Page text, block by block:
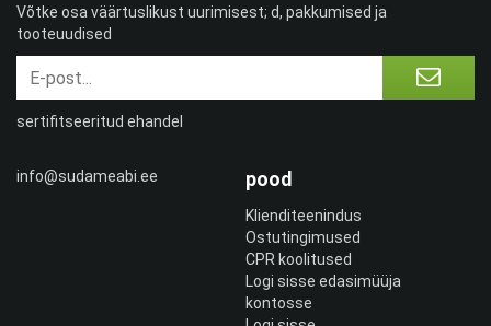
info@sudameabi.ee pood
Klienditeenindus
Ostutingimused
CPR koolitused
Logi sisse edasimüüja
kontosse
Võtke osa väärtuslikust uurimisest; d, pakkumised ja
tooteuudised
sertifitseeritud ehandel